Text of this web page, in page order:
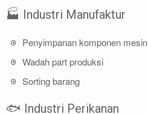
🏭 Industri Manufaktur
Penyimpanan komponen mesin
Wadah part produksi
Sorting barang
🐟 Industri Perikanan